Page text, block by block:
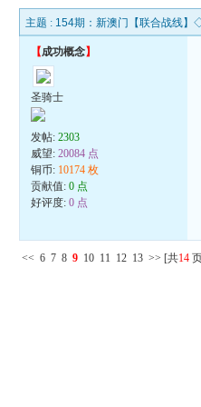
主题 : 154期：新澳门【联合战线】
【成功概念】
圣骑士
发帖:2303
威望:20084 点
铜币: 10174 枚
贡献值:0 点
好评度:0 点
<< 6 7 8 9 10 11 12 13 >> [共14